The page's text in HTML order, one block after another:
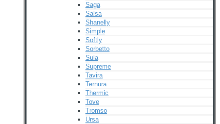
Saga
Salsa
Shanelly
Simple
Softly
Sorbetto
Sula
Supreme
Tavira
Ternura
Thermic
Tove
Tromso
Ursa